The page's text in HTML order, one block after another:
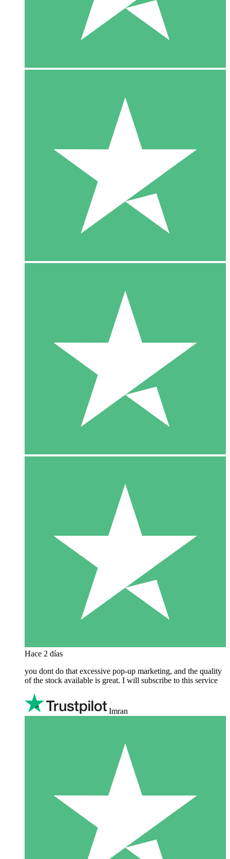
Hace 2 días
you dont do that excessive pop-up marketing, and the quality
of the stock available is great. I will subscribe to this service
Imran